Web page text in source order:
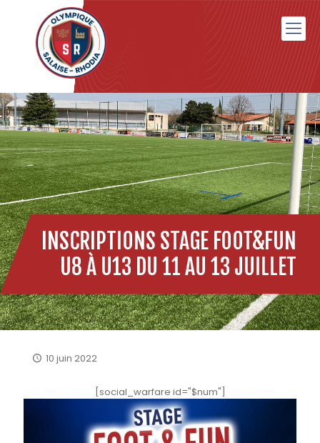
INSCRIPTIONS STAGE FOOT&FUN
U8 À U13 DU 11 AU 13 JUILLET
10 juin 2022
[social_warfare id="$num"]